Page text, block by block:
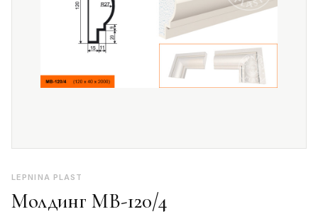
LEPNINA PLAST
Молдинг МВ-120/4